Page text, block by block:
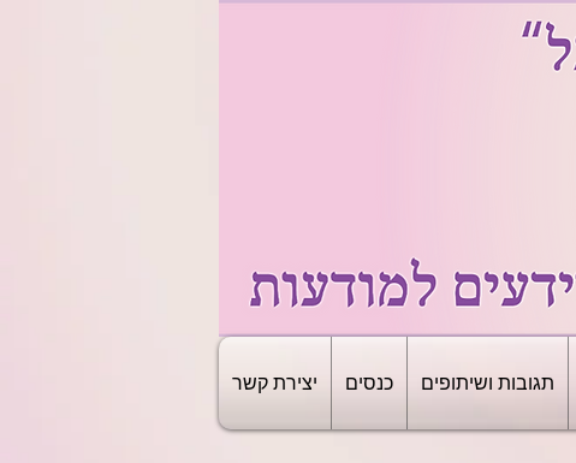
תגובות ושיתופים כנסים יצירת קשר